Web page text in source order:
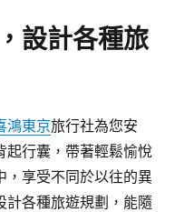
設計各種旅
鴻東京旅行社為您安
起行囊，帶著輕鬆愉悅
，享受不同於以往的異
計各種旅遊規劃，能隨